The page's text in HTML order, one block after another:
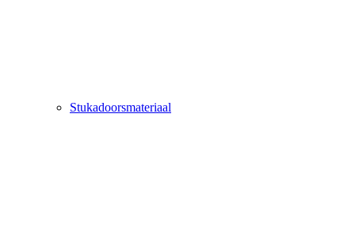
Stukadoorsmateriaal